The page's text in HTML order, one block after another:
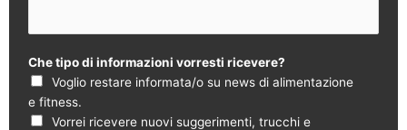
Che tipo di informazioni vorresti ricevere?
Voglio restare informata/o su news di alimentazione
e fitness.
Vorrei ricevere nuovi suggerimenti, trucchi e